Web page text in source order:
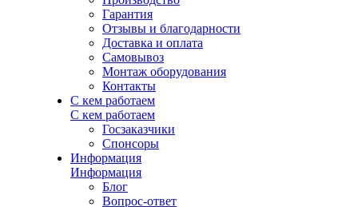
Гарантия
Отзывы и благодарности
Доставка и оплата
Самовывоз
Монтаж оборудования
Контакты
С кем работаем
С кем работаем
Госзаказчики
Спонсоры
Информация
Информация
Блог
Вопрос-ответ